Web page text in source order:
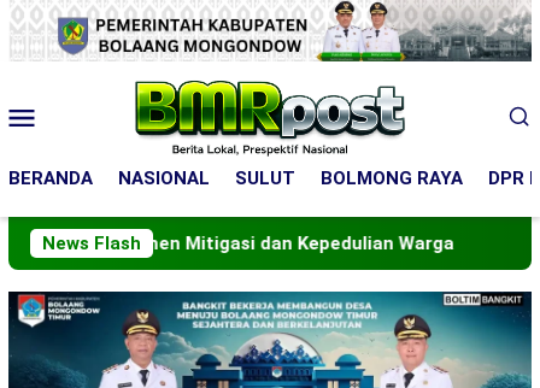
Loncat
ke
konten
Mobile
BERANDA NASIONAL SULUT BOLMONG RAYA DPR
News Flash
Mitigasi dan Kepedulian Warga Komitmen